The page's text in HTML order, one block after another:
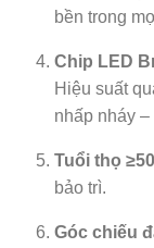
bền trong
Chip LED
Hiệu suất
nhấp nháy
Tuổi thọ
bảo trì.
Góc chiếu